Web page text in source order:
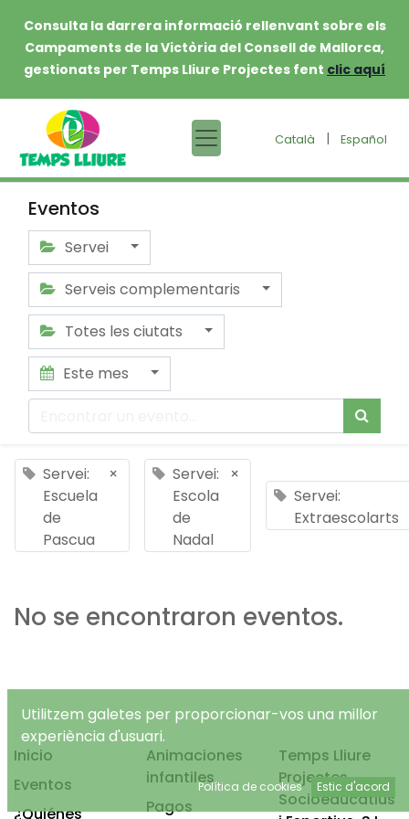
Consulta la darrera informació rellenvant sobre els
Campaments de la Victòria del Consell de Mallorca,
gestionats per Temps Lliure Projectes fent clic aquí
Català | Español
Eventos
Servei
Serveis complementaris
Totes les ciutats
Este mes
Servei:
Escuela
de
Pascua
×
Servei:
Escola
de
Nadal
×
Servei:
Extraescolarts
No se encontraron eventos.
Inicio
Eventos
¿Quiénes
Animaciones
infantiles
Pagos
Temps Lliure
Projectes
Socioeducatius
Utilitzem galetes per proporcionar-vos una millor
experiència d'usuari.
Política de cookies Estic d'acord